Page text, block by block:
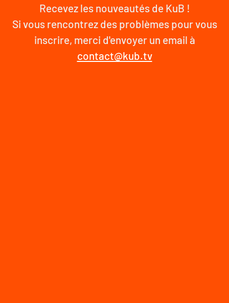
Recevez les nouveautés de KuB !
Si vous rencontrez des problèmes pour vous
inscrire, merci d'envoyer un email à
contact@kub.tv